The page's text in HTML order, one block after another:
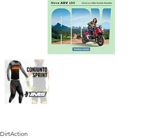
DirtAction